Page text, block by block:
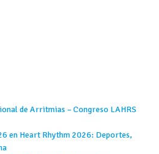
de Arritmias – Congreso LAHRS
en Heart Rhythm 2026: Deportes,